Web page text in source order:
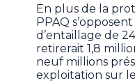
En plus de la
PPAQ
d’entaillage de
retirerait 1,8
neuf millions
exploitation sur